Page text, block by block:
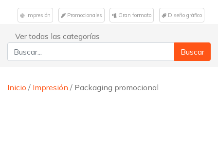
Impresión Promocionales Gran formato Diseño gráfico
Ver todas las categorías
Buscar:
Inicio / Impresión / Packaging promocional